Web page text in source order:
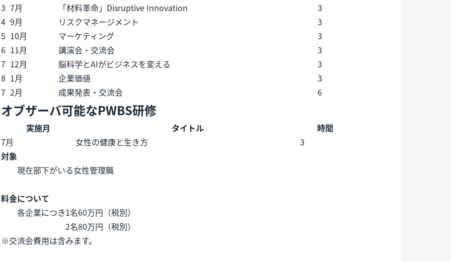
3 7月 「材料革命」Disruptive Innovation
3
4 9月 リスクマネージメント
3
5 10月 マーケティング
3
6 11月 講演会・交流会
3
7 12月 脳科学とAIがビジネスを変える
3
8 1月 企業価値
3
7 2月 成果発表・交流会 6
オブザーバ可能なPWBS研修
実施月 タイトル
時間
7月
女性の健康と生き方
3
対象
現在部下がいる女性管理職
料金について
各企業につき1名60万円（税別）
2名80万円（税別）
※交流会費用は含みます。